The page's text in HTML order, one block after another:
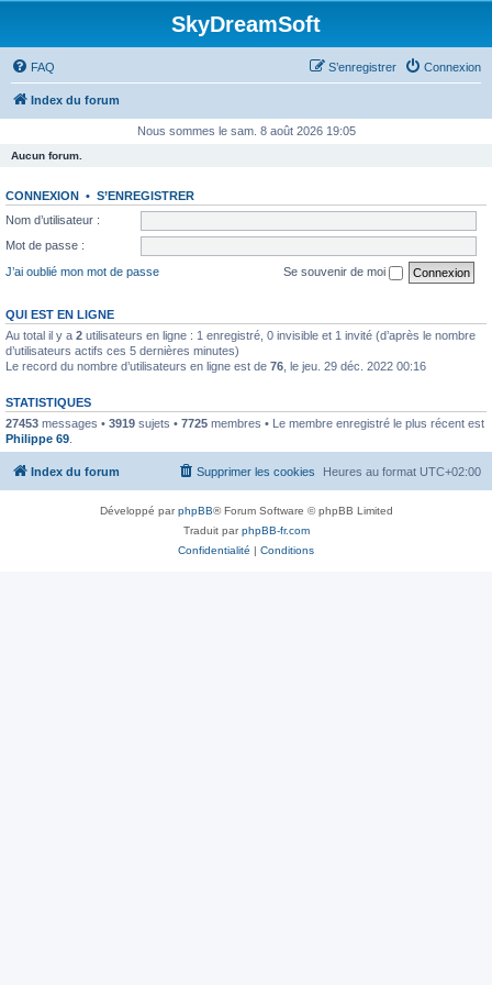
SkyDreamSoft
FAQ Connexion
S’enregistrer
Index du forum
Nous sommes le sam. 8 août 2026 19:05
Aucun forum.
CONNEXION • S’ENREGISTRER
Nom d’utilisateur :
Mot de passe :
J’ai oublié mon mot de passe
Se souvenir de moi
QUI EST EN LIGNE
Au total il y a 2 utilisateurs en ligne : 1 enregistré, 0 invisible et 1 invité (d’après le nombre
d’utilisateurs actifs ces 5 dernières minutes)
Le record du nombre d’utilisateurs en ligne est de 76 , le jeu. 29 déc. 2022 00:16
STATISTIQUES
27453 messages • 3919 sujets • 7725 membres • Le membre enregistré le plus récent est
Philippe 69
Index du forum Heures au format UTC+02:00
Supprimer les cookies
Développé parphpBB® Forum Software © phpBB Limited
Traduit parphpBB-fr.com
Confidentialité | Conditions